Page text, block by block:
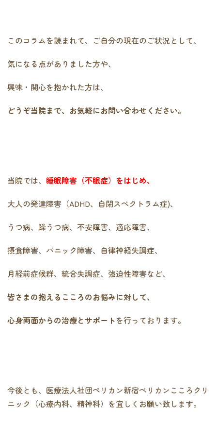
このコラムを読まれて、ご自分の現在のご状況として、
気になる点がありました方や、
興味・関心を抱かれた方は、
どうぞ当院まで、お気軽にお問い合わせください。
当院では、 睡眠障害（不眠症）をはじめ、
大人の発達障害（ADHD、自閉スペクトラム症)、
うつ病、躁うつ病、不安障害、適応障害、
摂食障害、パニック障害、自律神経失調症、
月経前症候群、統合失調症、強迫性障害など、
皆さまの抱えるこころのお悩みに対して、
心身両面からの治療とサポートを行っております。
今後とも、医療法人社団ペリカン新宿ペリカンこころクリ
ニック（心療内科、精神科）を宜しくお願い致します。